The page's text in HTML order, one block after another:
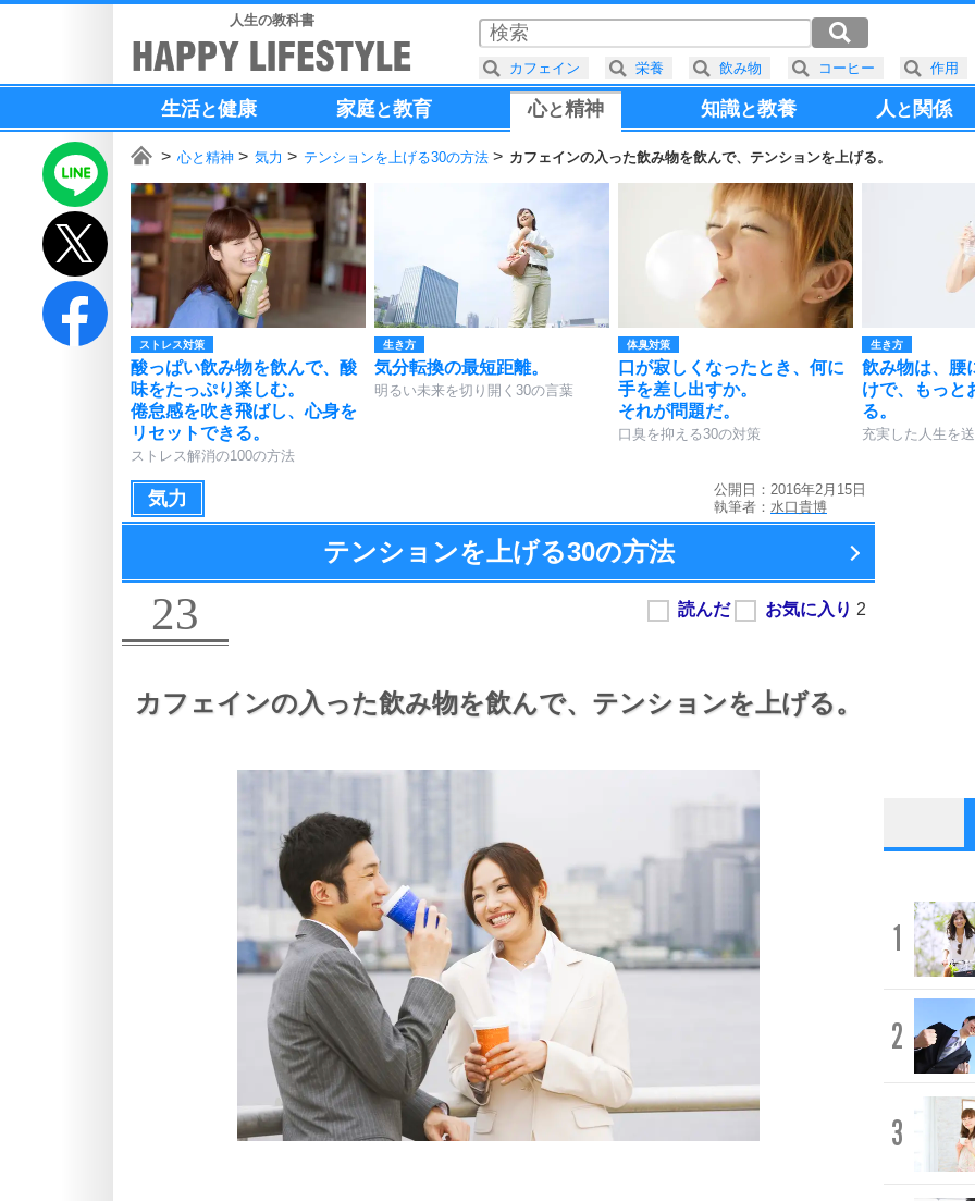
人生の教科書
生活と健康 家庭と教育 心と精神 知識と教養 人と 関係
心と精神 気力 テンションを上げる30の方法 カフェインの入った飲み物を飲んで、テンションを上げる。
ストレス対策
酸っぱい飲み物を飲んで、酸
味をたっぷり楽しむ。
倦怠感を吹き飛ばし、心身を
リセットできる。
ストレス解消の100の方法
生き方
気分転換の最短距離。
明るい未来を切り開く30の言葉
体臭対策
口が寂しくなったとき、何に
手を差し出すか。
それが問題だ。
口臭を抑える30の対策
生き方
飲み物は、腰
けで、もっと
る。
充実した人生を
気力
公開日：2016年2月15日
執筆者： 水口貴博
テンションを上げる30の方法
23
カフェインの入った飲み物を飲んで、 テンションを上げる。
1
2
3
カフェイン 栄養 飲み物 コーヒー 作用